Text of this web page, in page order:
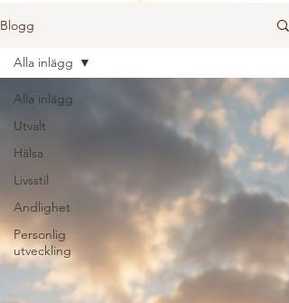
Blogg
Alla inlägg
Utvalt
Hälsa
Livsstil
Andlighet
Personlig
utveckling
Alla inlägg